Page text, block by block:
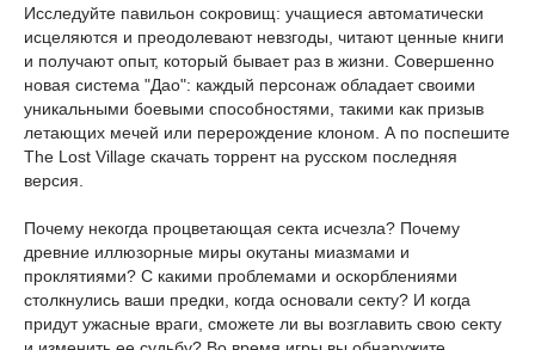
Исследуйте павильон сокровищ: учащиеся автоматически
исцеляются и преодолевают невзгоды, читают ценные книги
и получают опыт, который бывает раз в жизни. Совершенно
новая система "Дао": каждый персонаж обладает своими
уникальными боевыми способностями, такими как призыв
летающих мечей или перерождение клоном. А по поспешите
The Lost Village скачать торрент на русском последняя
версия.
Почему некогда процветающая секта исчезла? Почему
древние иллюзорные миры окутаны миазмами и
проклятиями? С какими проблемами и оскорблениями
столкнулись ваши предки, когда основали секту? И когда
придут ужасные враги, сможете ли вы возглавить свою секту